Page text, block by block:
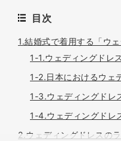
目次
1.結婚式で着用する「ウ
1-1.ウェディングドレ
1-2.日本におけるウェ
1-3.ウェディングドレ
1-4.ウェディングドレ
2.ウェディングドレスの